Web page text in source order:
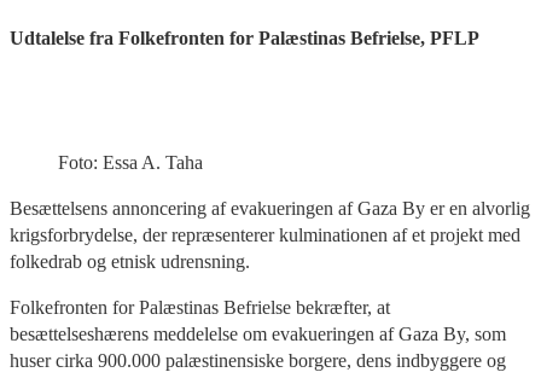
Udtalelse fra Folkefronten for Palæstinas Befrielse, PFLP
Foto: Essa A. Taha
Besættelsens annoncering af evakueringen af Gaza By er en alvorlig
krigsforbrydelse, der repræsenterer kulminationen af et projekt med
folkedrab og etnisk udrensning.
Folkefronten for Palæstinas Befrielse bekræfter, at
besættelseshærens meddelelse om evakueringen af Gaza By, som
huser cirka 900.000 palæstinensiske borgere, dens indbyggere og